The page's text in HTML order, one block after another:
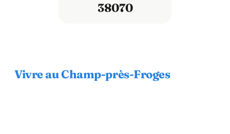
38070
Vivre au Champ-près-Froges